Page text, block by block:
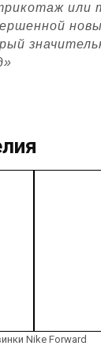
или
Nike Forward